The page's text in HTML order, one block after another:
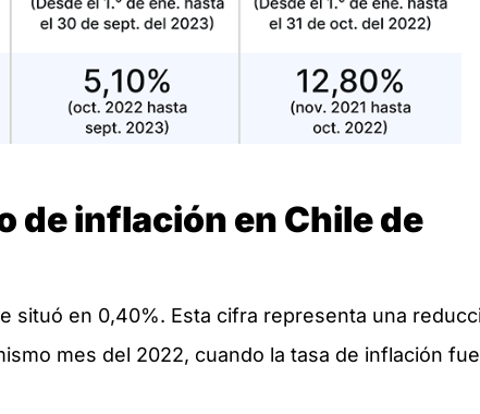
de inflación en Chile de
situó en 0,40%. Esta cifra representa una
mes del 2022, cuando la tasa de inflación